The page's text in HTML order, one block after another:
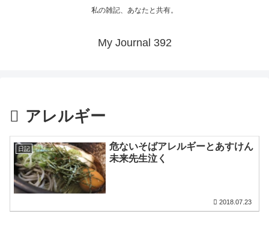
私の雑記、あなたと共有。
My Journal 392
アレルギー
日記
危ないそばアレルギーとあすけん
未来先生泣く
2018.07.23